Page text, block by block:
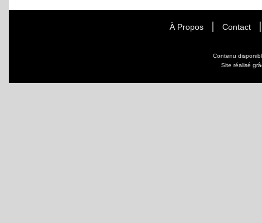
À Propos Contact
Contenu
Site réalisé